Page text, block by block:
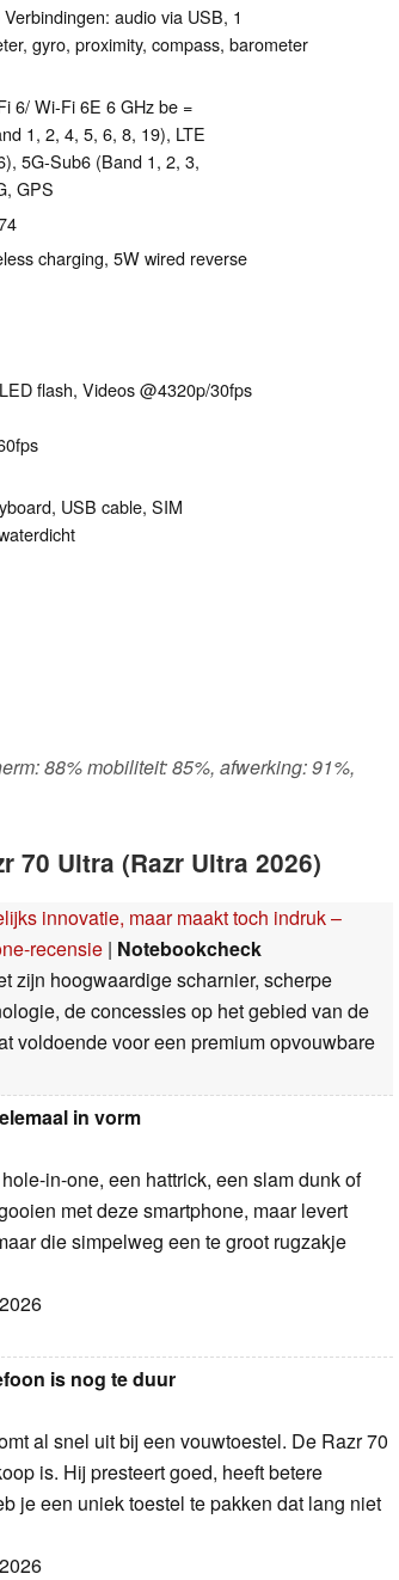
audio via USB, 1
gyro, proximity, compass, barometer
6/ Wi-Fi 6E 6 GHz be =
1, 2, 4, 5, 6, 8, 19), LTE
5G-Sub6 (Band 1, 2, 3,
GPS
charging, 5W wired reverse
flash, Videos @4320p/​30fps
USB cable, SIM
88% mobiliteit: 85%, afwerking: 91%,
70 Ultra (Razr Ultra 2026)
innovatie, maar maakt toch indruk –
recensie | Notebookcheck
zijn hoogwaardige scharnier, scherpe
de concessies op het gebied van de
voldoende voor een premium opvouwbare
in vorm
in-one, een hattrick, een slam dunk of
met deze smartphone, maar levert
die simpelweg een te groot rugzakje
is nog te duur
al snel uit bij een vouwtoestel. De Razr 70
is. Hij presteert goed, heeft betere
je een uniek toestel te pakken dat lang niet